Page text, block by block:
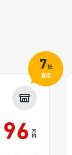
万
円
7社
査定